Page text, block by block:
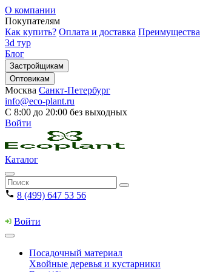
О компании
Покупателям
Как купить? Оплата и доставка Преимущества
3d тур
Блог
Застройщикам
Оптовикам
Москва Санкт-Петербург
info@eco-plant.ru
С 8:00 до 20:00 без выходных
Войти
Каталог
8 (499) 647 53 56
Войти
Посадочный материал
Хвойные деревья и кустарники